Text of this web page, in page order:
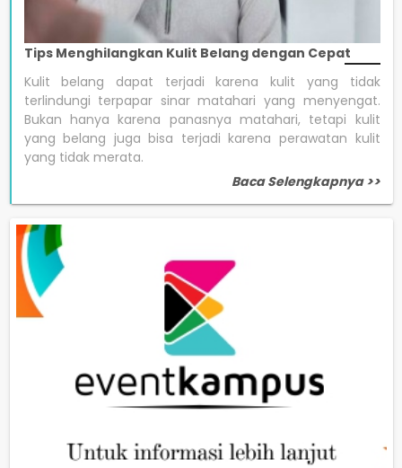
Tips Menghilangkan Kulit Belang dengan Cepat
Kulit belang dapat terjadi karena kulit yang tidak
terlindungi terpapar sinar matahari yang menyengat.
Bukan hanya karena panasnya matahari, tetapi kulit
yang belang juga bisa terjadi karena perawatan kulit
yang tidak merata.
Baca Selengkapnya >>